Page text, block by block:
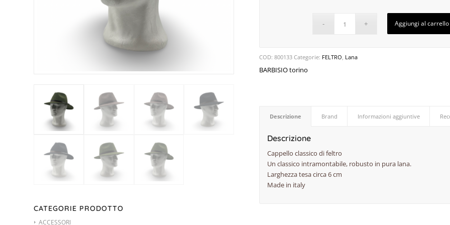
CATEGORIE PRODOTTO
ACCESSORI
Aggiungi al carrello
COD:800133 Categorie: FELTRO, Lana
BARBISIO torino
Descrizione Brand Informazioni aggiuntive
Descrizione
Cappello classico di feltro
Un classico intramontabile, robusto in pura lana.
Larghezza tesa circa 6 cm
Made in italy